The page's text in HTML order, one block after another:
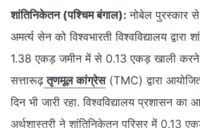
शांतिनिकेतन (पश्चिम बंगाल): नोबेल पुरस्कार से
अमर्त्य सेन को विश्वभारती विश्वविद्यालय
1.38 एकड़ जमीन में से 0.13 एकड़ खाली करने
सत्तारूढ़तृणमूल कांग्रेस(TMC) द्वारा
दिन भी जारी रहा. विश्वविद्यालय प्रशासन का
अर्थशास्त्री ने शांतिनिकेतन परिसर में 0.13